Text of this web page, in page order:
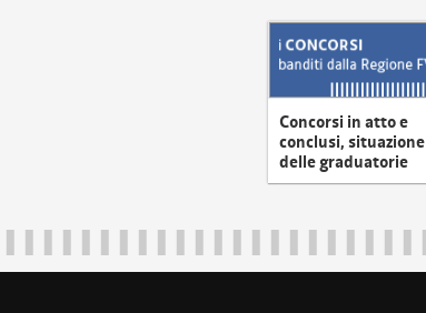
Concorsi in atto e
conclusi, situazione
delle graduatorie